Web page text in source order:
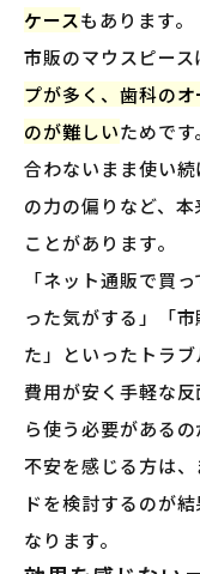
ケースもあります。
市販のマウスピース
プが多く、歯科の
のが難しいためです。
合わないまま使い
の力の偏りなど、
ことがあります。
「ネット通販で買
った気がする」「
た」といったトラブ
費用が安く手軽な
ら使う必要があるの
不安を感じる方は
ドを検討するのが
なります。